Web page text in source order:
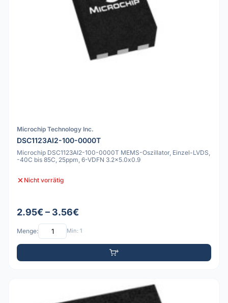
Microchip Technology Inc.
DSC1123AI2-100-0000T
Microchip DSC1123AI2-100-0000T MEMS-Oszillator, Einzel-LVDS,
-40C bis 85C, 25ppm, 6-VDFN 3.2x5.0x0.9
Nicht vorrätig
2.95€ – 3.56€
Menge: Min: 1